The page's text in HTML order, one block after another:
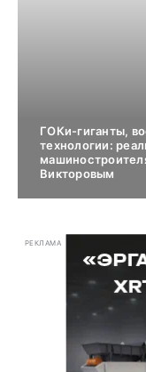
ГОКи-гиганты,
технологии:
Викторовым
РЕКЛАМА